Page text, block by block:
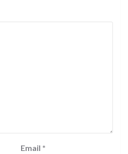
Email *